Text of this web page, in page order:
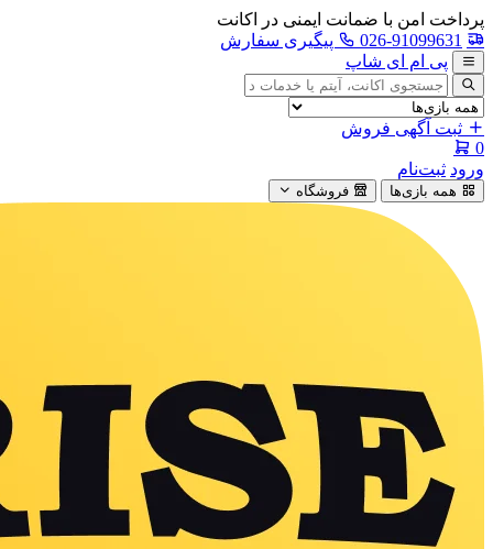
پرداخت امن با ضمانت ایمنی در اکانت
026-91099631
پیگیری سفارش
پی ام ای شاپ
جستجوی
آگهی
ثبت آگهی فروش
0
ورود ثبت‌نام
همه بازی‌ها فروشگاه